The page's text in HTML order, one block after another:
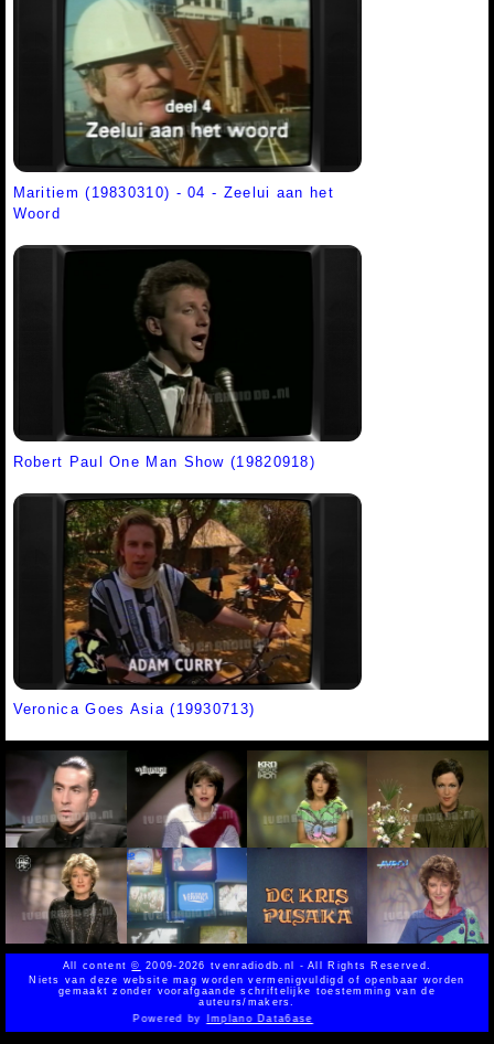
Maritiem (19830310) - 04 - Zeelui aan het
Woord
Robert Paul One Man Show (19820918)
Veronica Goes Asia (19930713)
All content© 2009-2026 tvenradiodb.nl - All Rights Reserved.
Niets van deze website mag worden vermenigvuldigd of openbaar worden
gemaakt zonder voorafgaande schriftelijke toestemming van de
auteurs/makers.
Powered byImplano Data6ase